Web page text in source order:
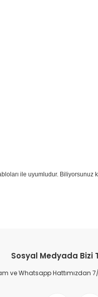
ile uyumludur. Biliyorsunuz ki
Sosyal Medyada Bizi
ve Whatsapp Hattımızdan